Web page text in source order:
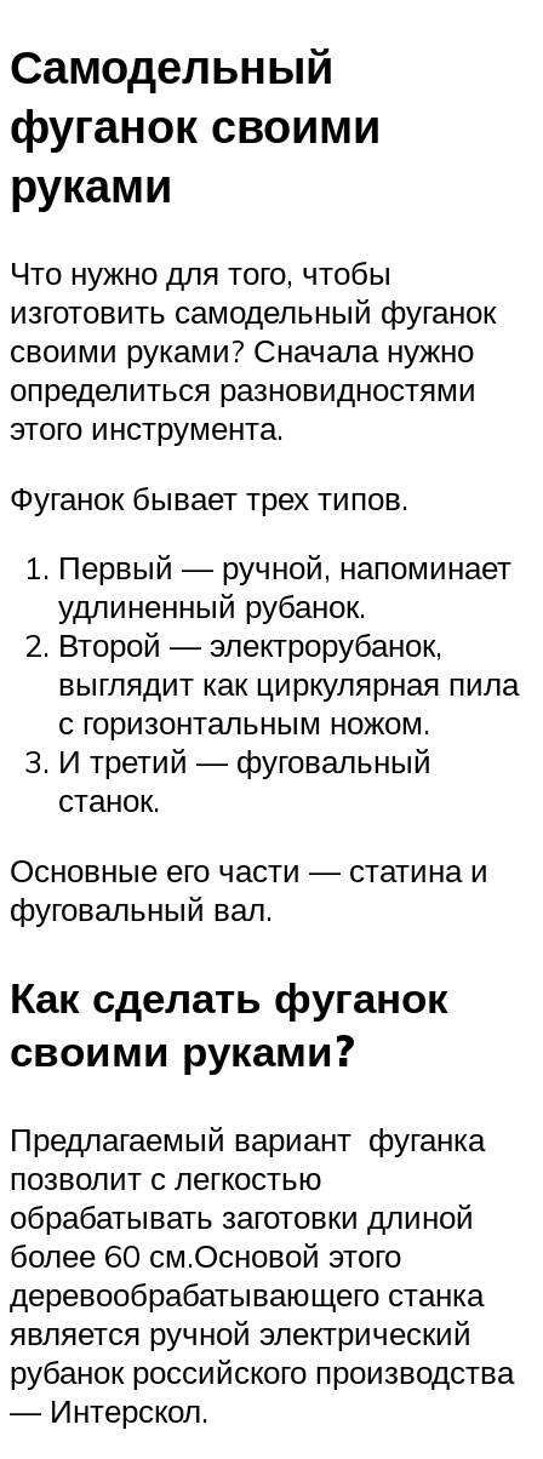
Самодельный
фуганок своими
руками
Что нужно для того, чтобы
изготовить самодельный фуганок
своими руками? Сначала нужно
определиться разновидностями
этого инструмента.
Фуганок бывает трех типов.
Первый — ручной, напоминает
удлиненный рубанок.
Второй — электрорубанок,
выглядит как циркулярная пила
с горизонтальным ножом.
И третий — фуговальный
станок.
Основные его части — статина и
фуговальный вал.
Как сделать фуганок
своими руками?
Предлагаемый вариант фуганка
позволит с легкостью
обрабатывать заготовки длиной
более 60 см.Основой этого
деревообрабатывающего станка
является ручной электрический
рубанок российского производства
— Интерскол.